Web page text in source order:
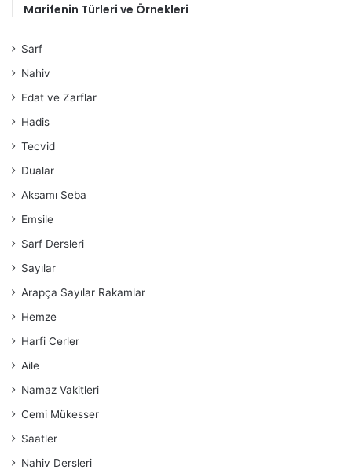
Marifenin Türleri ve Örnekleri
Sarf
Nahiv
Edat ve Zarflar
Hadis
Tecvid
Dualar
Aksamı Seba
Emsile
Sarf Dersleri
Sayılar
Arapça Sayılar Rakamlar
Hemze
Harfi Cerler
Aile
Namaz Vakitleri
Cemi Mükesser
Saatler
Nahiv Dersleri